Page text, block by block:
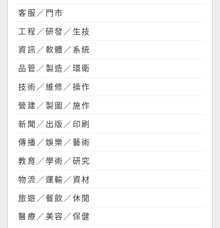
客服／門市
工程／研發／生技
資訊／軟體／系統
品管／製造／環衛
技術／維修／操作
營建／製圖／施作
新聞／出版／印刷
傳播／娛樂／藝術
教育／學術／研究
物流／運輸／資材
旅遊／餐飲／休閒
醫療／美容／保健